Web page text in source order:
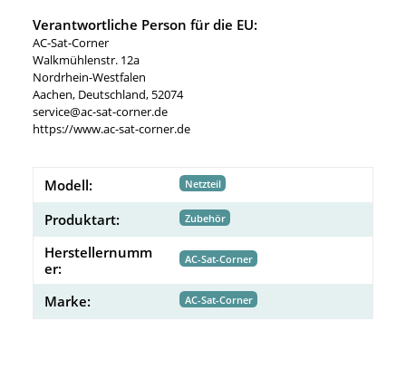
Verantwortliche Person für die EU:
AC-Sat-Corner
Walkmühlenstr. 12a
Nordrhein-Westfalen
Aachen, Deutschland, 52074
service@ac-sat-corner.de
https://www.ac-sat-corner.de
Modell: Netzteil
Produktart: Zubehör
Herstellernumm
er:
AC-Sat-Corner
Marke: AC-Sat-Corner